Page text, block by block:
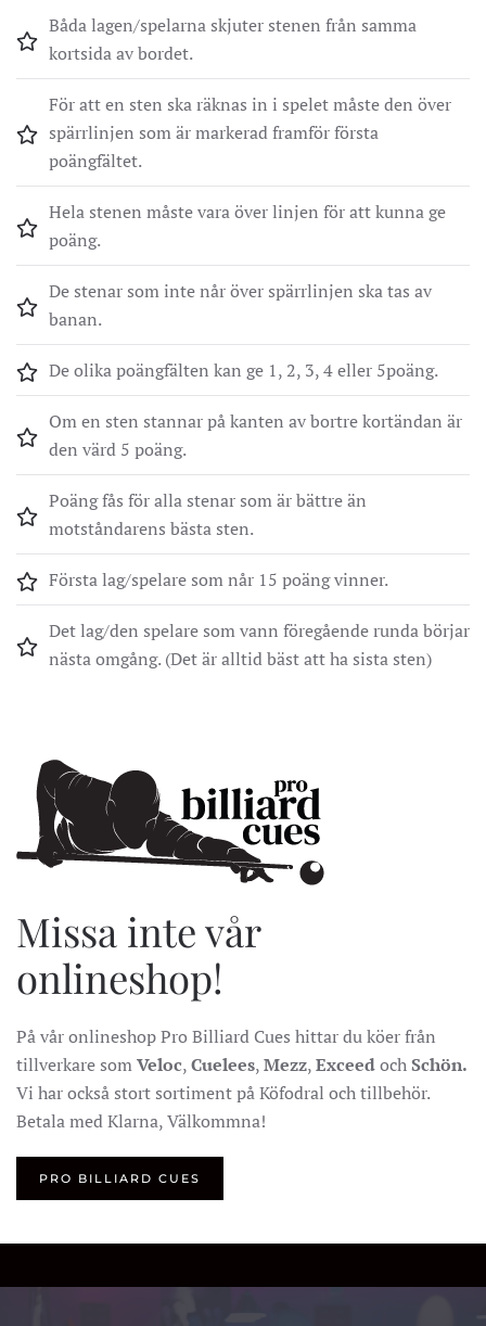
Båda lagen/spelarna skjuter stenen från samma
kortsida av bordet.
För att en sten ska räknas in i spelet måste den över
spärrlinjen som är markerad framför första
poängfältet.
Hela stenen måste vara över linjen för att kunna ge
poäng.
De stenar som inte når över spärrlinjen ska tas av
banan.
De olika poängfälten kan ge 1, 2, 3, 4 eller 5poäng.
Om en sten stannar på kanten av bortre kortändan är
den värd 5 poäng.
Poäng fås för alla stenar som är bättre än
motståndarens bästa sten.
Första lag/spelare som når 15 poäng vinner.
Det lag/den spelare som vann föregående runda börjar
nästa omgång. (Det är alltid bäst att ha sista sten)
Missa inte vår
onlineshop!
På vår onlineshop Pro Billiard Cues hittar du köer från
tillverkare somVeloc,Cuelees,Mezz,ExceedochSchön.
Vi har också stort sortiment på Köfodral och tillbehör.
Betala med Klarna, Välkommna!
PRO BILLIARD CUES